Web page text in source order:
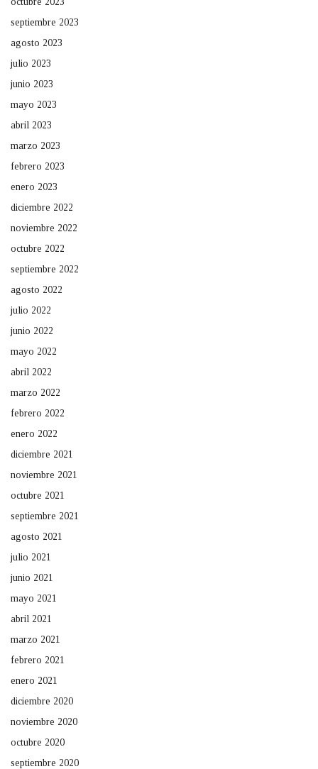
septiembre 2023
agosto 2023
julio 2023
junio 2023
mayo 2023
abril 2023
marzo 2023
febrero 2023
enero 2023
diciembre 2022
noviembre 2022
octubre 2022
septiembre 2022
agosto 2022
julio 2022
junio 2022
mayo 2022
abril 2022
marzo 2022
febrero 2022
enero 2022
diciembre 2021
noviembre 2021
octubre 2021
septiembre 2021
agosto 2021
julio 2021
junio 2021
mayo 2021
abril 2021
marzo 2021
febrero 2021
enero 2021
diciembre 2020
noviembre 2020
octubre 2020
septiembre 2020